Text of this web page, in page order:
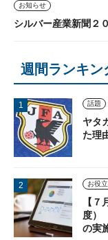
お知らせ
シルバー産業新聞２
週間ランキン
話題
ヤタ
た理
【
度）
の実